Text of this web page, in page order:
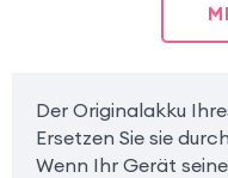
Der Originalakku
Ersetzen Sie sie
Wenn Ihr Gerät